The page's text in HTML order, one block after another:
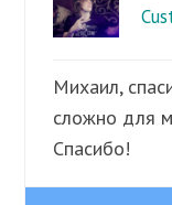
Михаил,
сложно для
Спасибо!